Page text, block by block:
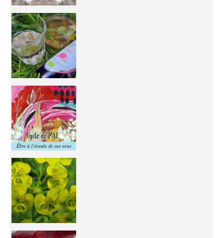
Inhabit your body and understand its
You're